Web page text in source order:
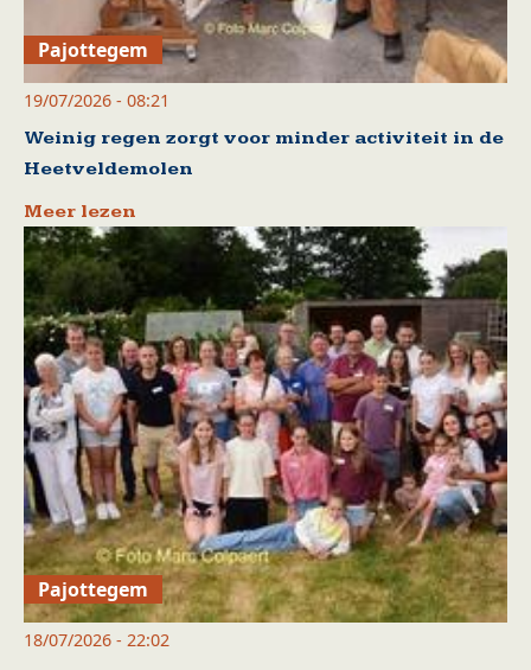
Pajottegem
19/07/2026 - 08:21
Weinig regen zorgt voor minder activiteit in de
Heetveldemolen
Meer lezen
Pajottegem
18/07/2026 - 22:02